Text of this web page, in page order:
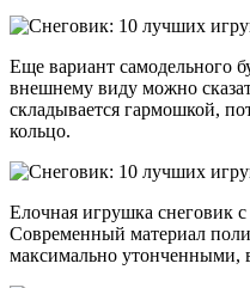
Еще вариант самодельного
внешнему виду можно
складывается гармошкой,
кольцо.
Елочная игрушка снеговик
Современный материал
максимально утонченными,